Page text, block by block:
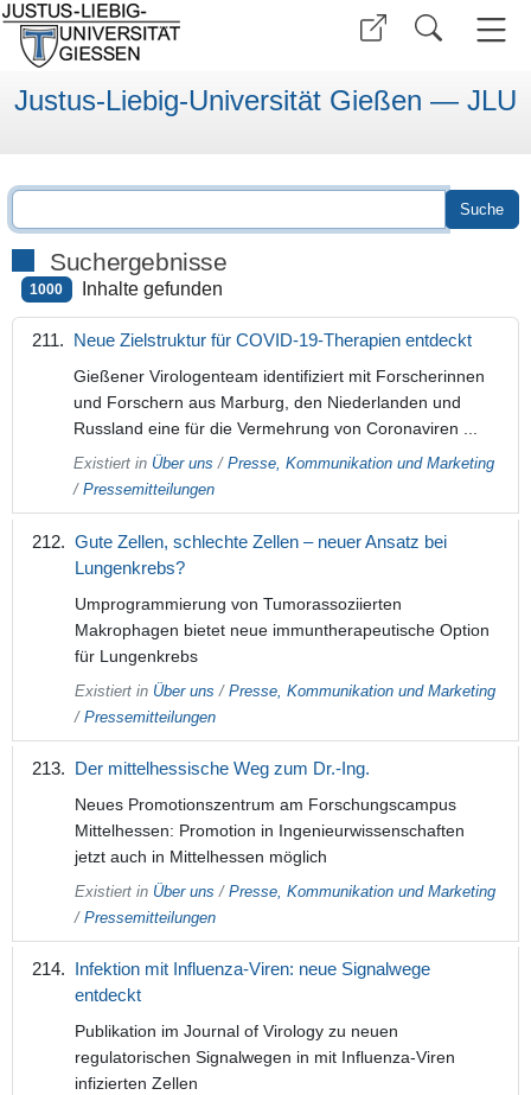
Justus-Liebig-Universität Gießen — JLU
Suchergebnisse
1000 Inhalte gefunden
Neue Zielstruktur für COVID-19-Therapien entdeckt
Gießener Virologenteam identifiziert mit Forscherinnen
und Forschern aus Marburg, den Niederlanden und
Russland eine für die Vermehrung von Coronaviren ...
Existiert in Über uns / Presse, Kommunikation und Marketing
/ Pressemitteilungen
Gute Zellen, schlechte Zellen – neuer Ansatz bei
Lungenkrebs?
Umprogrammierung von Tumorassoziierten
Makrophagen bietet neue immuntherapeutische Option
für Lungenkrebs
Existiert in Über uns / Presse, Kommunikation und Marketing
/ Pressemitteilungen
Der mittelhessische Weg zum Dr.-Ing.
Neues Promotionszentrum am Forschungscampus
Mittelhessen: Promotion in Ingenieurwissenschaften
jetzt auch in Mittelhessen möglich
Existiert in Über uns / Presse, Kommunikation und Marketing
/ Pressemitteilungen
Infektion mit Influenza-Viren: neue Signalwege
entdeckt
Publikation im Journal of Virology zu neuen
regulatorischen Signalwegen in mit Influenza-Viren
infizierten Zellen